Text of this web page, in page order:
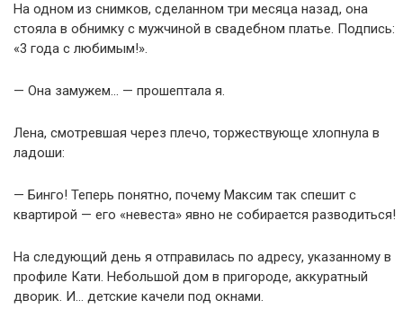
На одном из снимков, сделанном три месяца назад, она
стояла в обнимку с мужчиной в свадебном платье. Подпись:
«3 года с любимым!».
— Она замужем… — прошептала я.
Лена, смотревшая через плечо, торжествующе хлопнула в
ладоши:
— Бинго! Теперь понятно, почему Максим так спешит с
квартирой — его «невеста» явно не собирается разводиться!
На следующий день я отправилась по адресу, указанному в
профиле Кати. Небольшой дом в пригороде, аккуратный
дворик. И… детские качели под окнами.